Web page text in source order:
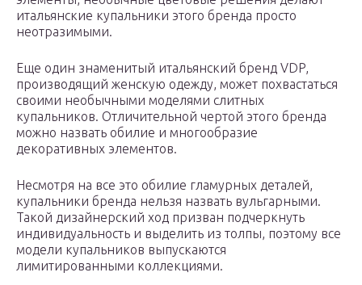
итальянские купальники этого бренда просто
неотразимыми.
Еще один знаменитый итальянский бренд VDP,
производящий женскую одежду, может похвастаться
своими необычными моделями слитных
купальников. Отличительной чертой этого бренда
можно назвать обилие и многообразие
декоративных элементов.
Несмотря на все это обилие гламурных деталей,
купальники бренда нельзя назвать вульгарными.
Такой дизайнерский ход призван подчеркнуть
индивидуальность и выделить из толпы, поэтому все
модели купальников выпускаются
лимитированными коллекциями.